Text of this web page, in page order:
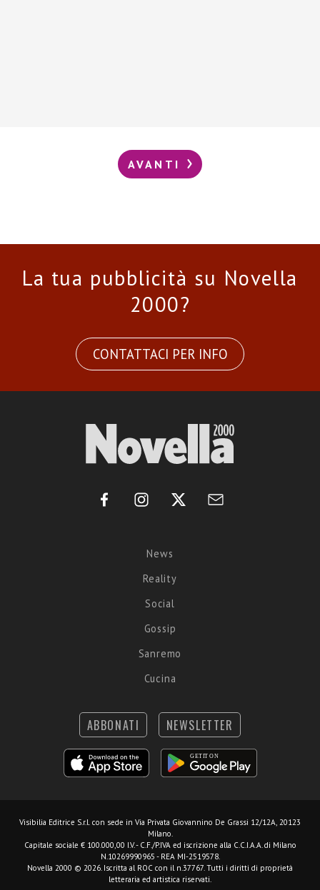
AVANTI
La tua pubblicità su Novella
2000?
CONTATTACI PER INFO
News
Reality
Social
Gossip
Sanremo
Cucina
ABBONATI NEWSLETTER
Visibilia Editrice S.r.l. con sede in Via Privata Giovannino De Grassi 12/12A, 20123
Milano.
Capitale sociale € 100.000,00 I.V. - C.F./P.IVA ed iscrizione alla C.C.I.A.A. di Milano
N.10269990965 - REA MI-2519578.
Novella 2000 © 2026. Iscritta al ROC con il n.37767. Tutti i diritti di proprietà
letteraria ed artistica riservati.